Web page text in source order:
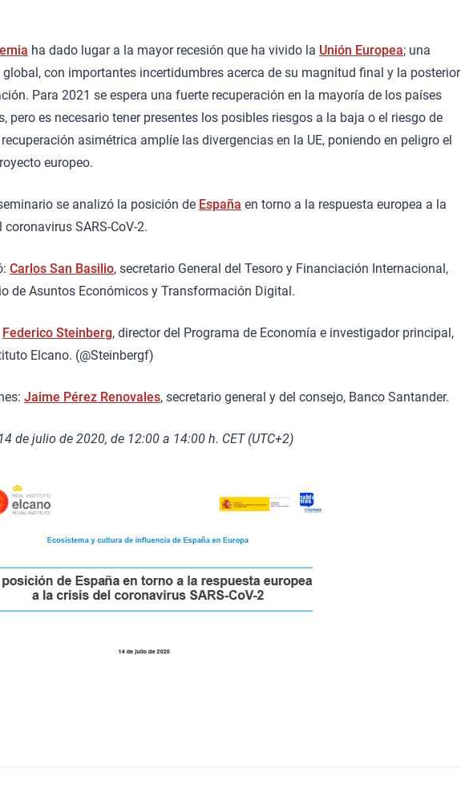
ha dado lugar a la mayor recesión que ha vivido la Unión Europea; una
global, con importantes incertidumbres acerca de su magnitud final y la posterior
Para 2021 se espera una fuerte recuperación en la mayoría de los países
pero es necesario tener presentes los posibles riesgos a la baja o el riesgo de
asimétrica amplíe las divergencias en la UE, poniendo en peligro el
europeo.
se analizó la posición de España en torno a la respuesta europea a la
coronavirus SARS-CoV-2.
Carlos San Basilio, secretario General del Tesoro y Financiación Internacional,
de Asuntos Económicos y Transformación Digital.
Federico Steinberg, director del Programa de Economía e investigador principal,
Elcano. (@Steinbergf)
Jaime Pérez Renovales, secretario general y del consejo, Banco Santander.
de julio de 2020, de 12:00 a 14:00 h. CET (UTC+2)